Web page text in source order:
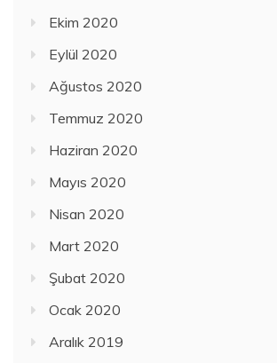
Ekim 2020
Eylül 2020
Ağustos 2020
Temmuz 2020
Haziran 2020
Mayıs 2020
Nisan 2020
Mart 2020
Şubat 2020
Ocak 2020
Aralık 2019